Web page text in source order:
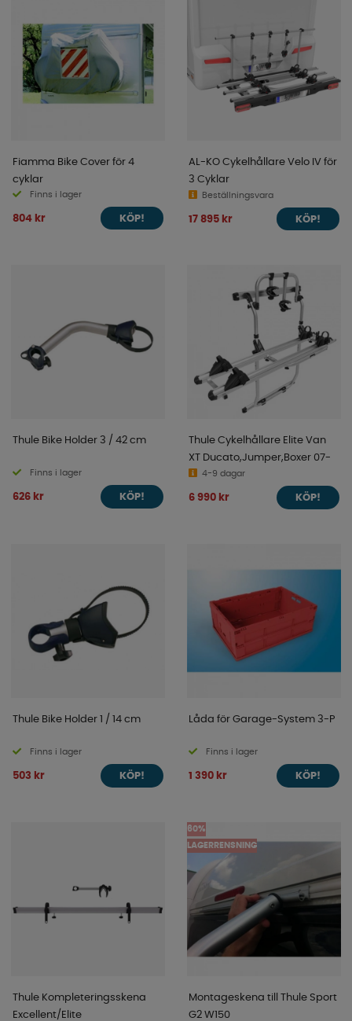
Fiamma Bike Cover för 4
cyklar
Finns i lager
804 kr KÖP!
AL-KO Cykelhållare Velo IV för
3 Cyklar
Beställningsvara
17 895 kr KÖP!
Thule Bike Holder 3 / 42 cm
Finns i lager
626 kr KÖP!
Thule Cykelhållare Elite Van
XT Ducato,Jumper,Boxer 07-
4-9 dagar
6 990 kr KÖP!
Thule Bike Holder 1 / 14 cm
Finns i lager
503 kr KÖP!
Låda för Garage-System 3-P
Finns i lager
1 390 kr KÖP!
Thule Kompleteringsskena
Excellent/Elite
60%
LAGERRENSNING
Montageskena till Thule Sport
G2 W150